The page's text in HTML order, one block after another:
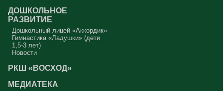
ДОШКОЛЬНОЕ
РАЗВИТИЕ
Дошкольный лицей «Аккордик»
Гимнастика «Ладушки» (дети
1,5-3 лет)
Новости
РКШ «ВОСХОД»
МЕДИАТЕКА